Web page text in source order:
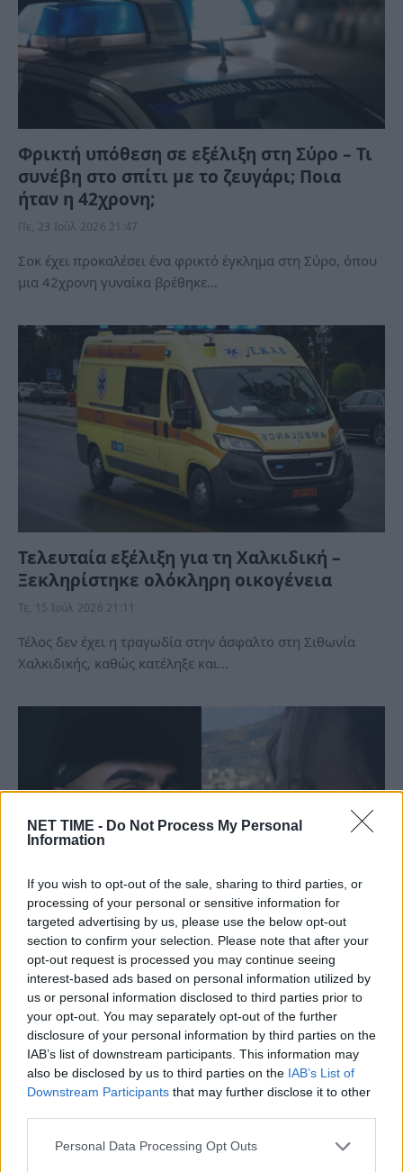
NET TIME - Do Not Process My Personal
Information
If you wish to opt-out of the sale, sharing to third parties, or
processing of your personal or sensitive information for
targeted advertising by us, please use the below opt-out
section to confirm your selection. Please note that after your
opt-out request is processed you may continue seeing
interest-based ads based on personal information utilized by
us or personal information disclosed to third parties prior to
your opt-out. You may separately opt-out of the further
disclosure of your personal information by third parties on the
IAB’s list of downstream participants. This information may
also be disclosed by us to third parties on the IAB’s List of
Downstream Participants that may further disclose it to other
Personal Data Processing Opt Outs
Φρικτή υπόθεση σε εξέλιξη στη Σύρο – Τι
συνέβη στο σπίτι με το ζευγάρι; Ποια
ήταν η 42χρονη;
Πε, 23 Ιούλ 2026 21:47
Σοκ έχει προκαλέσει ένα φρικτό έγκλημα στη Σύρο, όπου
μια 42χρονη γυναίκα βρέθηκε…
Τελευταία εξέλιξη για τη Χαλκιδική –
Ξεκληρίστηκε ολόκληρη οικογένεια
Τε, 15 Ιούλ 2026 21:11
Τέλος δεν έχει η τραγωδία στην άσφαλτο στη Σιθωνία
Χαλκιδικής, καθώς κατέληξε και…
Σοβαρή εξέλιξη για το διπλό φονικό στον
Λόγγο: Αν επιβεβαιωθεί θα είναι μία
τρομακτική ανατροπή για τη Μαρία
Τρ, 7 Ιούλ 2026 17:52
Οι ελληνικές Αρχες επανεξετάζουν τον φάκελο του διπλού
φονικού που συντάραξε τον Λόγγο.…